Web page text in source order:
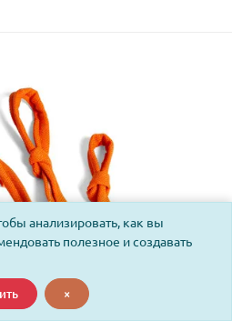
анализировать, как вы
полезное и создавать
×